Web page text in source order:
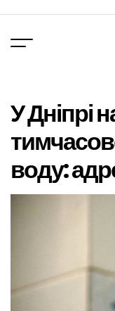
вмісту
У Дніпрі
воду: